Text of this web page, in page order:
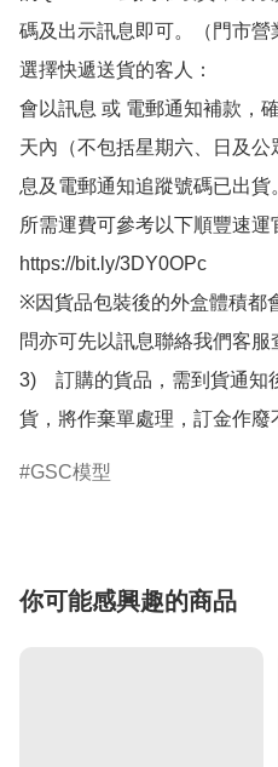
碼及出示訊息即可。（門市營
選擇快遞送貨的客人：
會以訊息 或 電郵通知補款，
天內（不包括星期六、日及
息及電郵通知追蹤號碼已出貨
所需運費可參考以下順豐速運
https://bit.ly/3DY0OPc
※因貨品包裝後的外盒體積都
問亦可先以訊息聯絡我們客
3)　訂購的貨品，需到貨通知
貨，將作棄單處理，訂金作廢
GSC模型
你可能感興趣的商品